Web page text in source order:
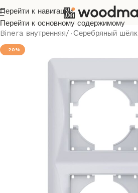
Перейти к навигации
Перейти к основному содержимому
Главная/ Розетки и выключатели/
Binera внутренняя/ Серебряный шёлк
-20%